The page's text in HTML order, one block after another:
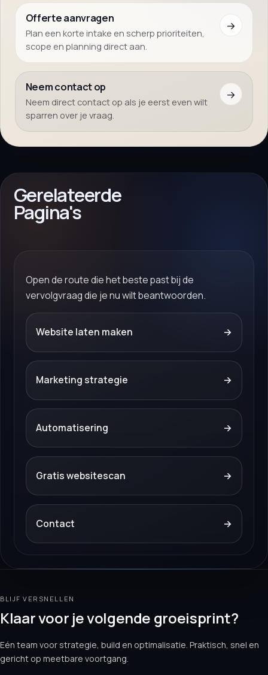
Offerte aanvragen
Plan een korte intake en scherp prioriteiten,
scope en planning direct aan.
→
Neem contact op
Neem direct contact op als je eerst even wilt
sparren over je vraag.
→
Gerelateerde
Pagina's
Open de route die het beste past bij de
vervolgvraag die je nu wilt beantwoorden.
Website laten maken →
Marketing strategie →
Automatisering →
Gratis websitescan →
Contact →
BLIJF VERSNELLEN
Klaar voor je volgende groeisprint?
Eén team voor strategie, build en optimalisatie. Praktisch, snel en
gericht op meetbare voortgang.